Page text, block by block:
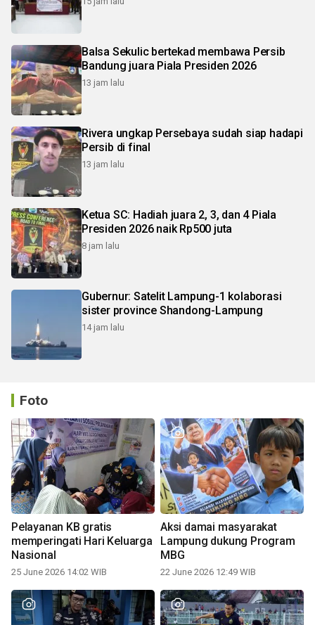
Balsa Sekulic bertekad membawa Persib
Bandung juara Piala Presiden 2026
13 jam lalu
Rivera ungkap Persebaya sudah siap hadapi
Persib di final
13 jam lalu
Ketua SC: Hadiah juara 2, 3, dan 4 Piala
Presiden 2026 naik Rp500 juta
8 jam lalu
Gubernur: Satelit Lampung-1 kolaborasi
sister province Shandong-Lampung
14 jam lalu
Foto
Pelayanan KB gratis
memperingati Hari Keluarga
Nasional
25 June 2026 14:02 WIB
Aksi damai masyarakat
Lampung dukung Program
MBG
22 June 2026 12:49 WIB